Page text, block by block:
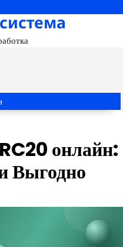
онлайн:
Выгодно